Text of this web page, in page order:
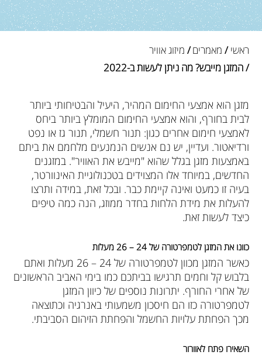
ראשי / מאמרים/ מיזוג אוויר
/ המזגן מייבש? מה ניתן לעשות ב-2022
מזגן הוא אמצעי החימום המהיר, היעיל והבטיחותי ביותר
לבית בחורף, והוא אמצעי החימום המומלץ ביותר ביחס
לאמצעי חימום אחרים כגון: תנור חשמלי, תנור גז או נפט
ורדיאטור. ועדיין, יש נם אנשים הנמנעים מלחמם את ביתם
באמצעות מזגן בגלל שהוא "מייבש את האוויר". במזגנים
החדשים, במיוחד אלו המצוידים בטכנולוגיית האינוורטר,
בעיה זו כמעט ואינה קיימת כבר. ובכל זאת, במידה ותרצו
להעלות את מידת הלחות בחדר ממוזג, הנה כמה טיפים
כיצד לעשות זאת.
כוונו את המזגן לטמפרטורה של 24 – 26 מעלות
כאשר המזגן מכוון לטמפרטורה של 24 – 26 מעלות ואתם
בלבוש קל וחמים תרגישו בביתכם כמו בימי האביב הראשונים
של אחרי החורף. יתרונות נוספים של כיוון המזגן
לטמפרטורה כזו הם חיסכון משמעותי באנרגיה וכתוצאה
מכך הפחתת עלויות החשמל והפחתת הזיהום הסביבתי.
השאירו פתח לאוורור